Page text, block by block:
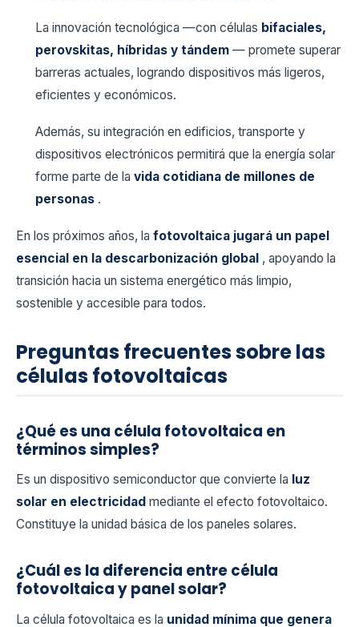
La innovación tecnológica —con células bifaciales,
perovskitas, híbridas y tándem — promete superar
barreras actuales, logrando dispositivos más ligeros,
eficientes y económicos.
Además, su integración en edificios, transporte y
dispositivos electrónicos permitirá que la energía solar
forme parte de la vida cotidiana de millones de
personas .
En los próximos años, la fotovoltaica jugará un papel
esencial en la descarbonización global , apoyando la
transición hacia un sistema energético más limpio,
sostenible y accesible para todos.
Preguntas frecuentes sobre las
células fotovoltaicas
¿Qué es una célula fotovoltaica en
términos simples?
Es un dispositivo semiconductor que convierte la luz
solar en electricidad mediante el efecto fotovoltaico.
Constituye la unidad básica de los paneles solares.
¿Cuál es la diferencia entre célula
fotovoltaica y panel solar?
La célula fotovoltaica es la unidad mínima que genera